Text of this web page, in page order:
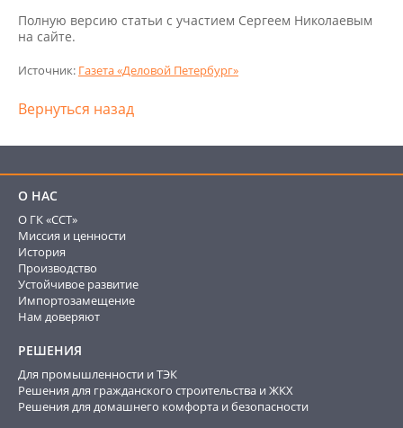
Полную версию статьи с участием Сергеем Николаевым
на сайте.
Источник: Газета «Деловой Петербург»
Вернуться назад
О НАС
О ГК «ССТ»
Миссия и ценности
История
Производство
Устойчивое развитие
Импортозамещение
Нам доверяют
РЕШЕНИЯ
Для промышленности и ТЭК
Решения для гражданского строительства и ЖКХ
Решения для домашнего комфорта и безопасности